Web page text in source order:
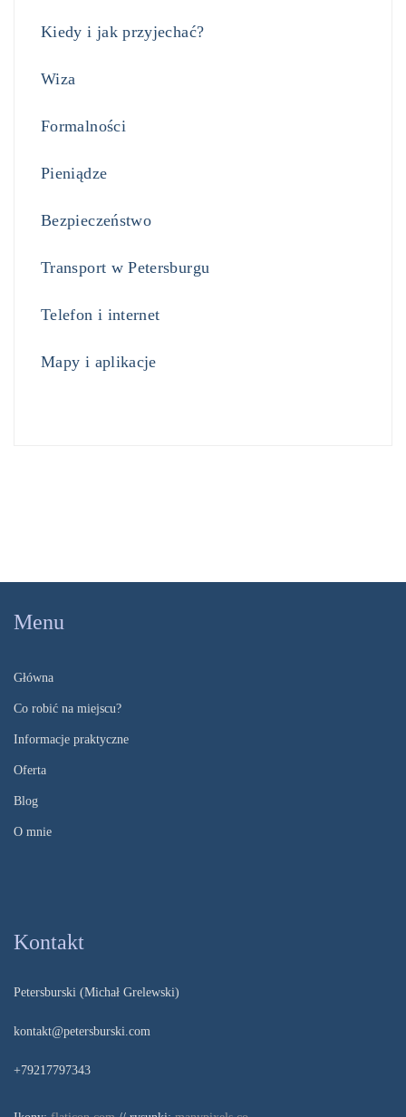
Kiedy i jak przyjechać?
Wiza
Formalności
Pieniądze
Bezpieczeństwo
Transport w Petersburgu
Telefon i internet
Mapy i aplikacje
Menu
Główna
Co robić na miejscu?
Informacje praktyczne
Oferta
Blog
O mnie
Kontakt
Petersburski (Michał Grelewski)
kontakt@petersburski.com
+79217797343